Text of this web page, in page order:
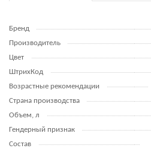
Бренд
Производитель
Цвет
ШтрихКод
Возрастные рекомендации
Страна производства
Объем, л
Гендерный признак
Состав